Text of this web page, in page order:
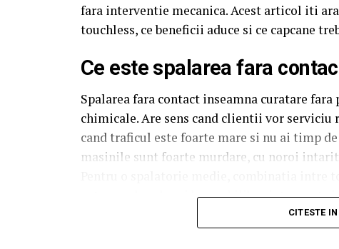
fara interventie mecanica. Acest articol iti
touchless, ce beneficii aduce si ce capcane
Ce este spalarea fara
Spalarea fara contact inseamna curatare
chimicale. Are sens cand clientii vor serviciu
cand traficul este foarte mare si nu ai timp
masinile sunt foarte murdare, cu noroi
extreme da cel mai bun echilibru intre cost
Ce trebuie sa contina o
CITESTE